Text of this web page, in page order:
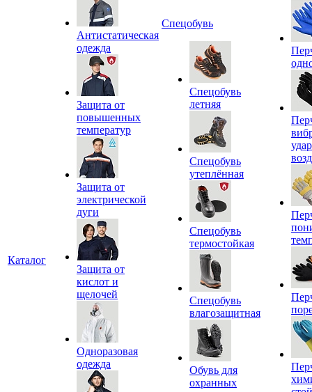
Каталог
Антистатическая
одежда
Защита от
повышенных
температур
Защита от
электрической
дуги
Защита от
кислот и
щелочей
Одноразовая
одежда
Спецобувь
Спецобувь
летняя
Спецобувь
утеплённая
Спецобувь
термостойкая
Спецобувь
влагозащитная
Обувь для
охранных